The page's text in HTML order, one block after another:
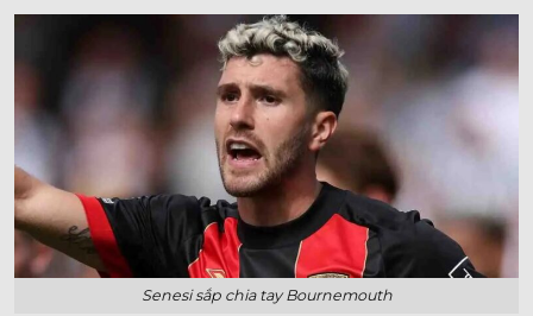
Senesi sắp chia tay Bournemouth